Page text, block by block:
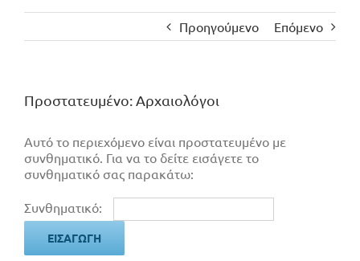
Προηγούμενο Επόμενο
Πρoστατευμένο: Αρχαιολόγοι
Αυτό το περιεχόμενο είναι προστατευμένο με
συνθηματικό. Για να το δείτε εισάγετε το
συνθηματικό σας παρακάτω:
Συνθηματικό: